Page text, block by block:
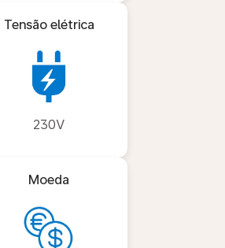
Tensão elétrica
230V
Moeda